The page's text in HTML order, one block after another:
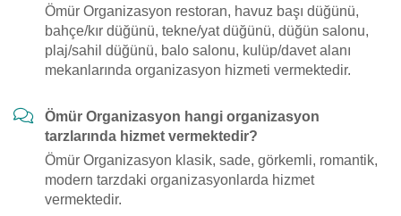
Ömür Organizasyon restoran, havuz başı düğünü,
bahçe/kır düğünü, tekne/yat düğünü, düğün salonu,
plaj/sahil düğünü, balo salonu, kulüp/davet alanı
mekanlarında organizasyon hizmeti vermektedir.
Ömür Organizasyon hangi organizasyon
tarzlarında hizmet vermektedir?
Ömür Organizasyon klasik, sade, görkemli, romantik,
modern tarzdaki organizasyonlarda hizmet
vermektedir.